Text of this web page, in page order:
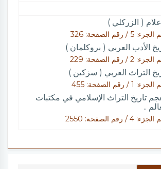
( الزركلي )
5 / رقم الصفحة: 326
الأدب العربي ( بروكلمان )
2 / رقم الصفحة: 229
التراث العربي ( سزكين )
1 / رقم الصفحة: 455
تاريخ التراث الإسلامي في مكتبات
..
4 / رقم الصفحة: 2550